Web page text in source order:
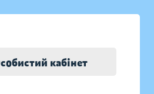
кабінет